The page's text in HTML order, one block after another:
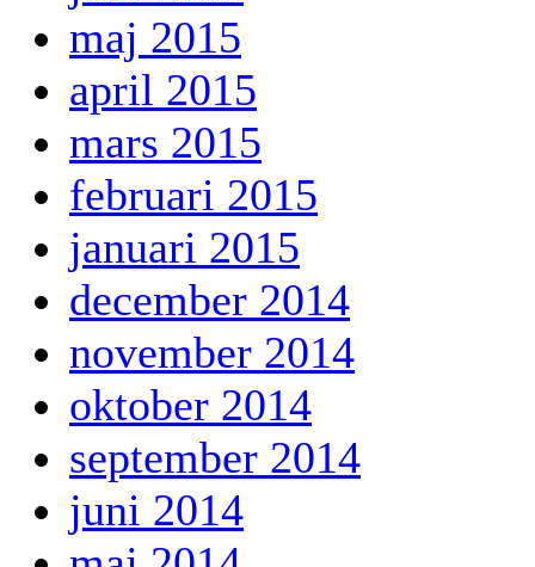
maj 2015
april 2015
mars 2015
februari 2015
januari 2015
december 2014
november 2014
oktober 2014
september 2014
juni 2014